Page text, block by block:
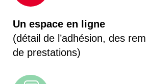
Un espace en ligne
(détail de l’adhésion, des
de prestations)